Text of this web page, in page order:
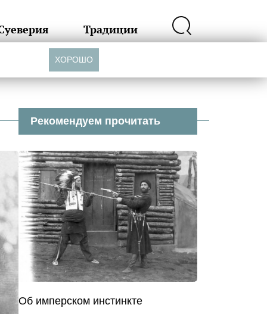
Традиции
Рекомендуем прочитать
Об имперском инстинкте
ХОРОШО